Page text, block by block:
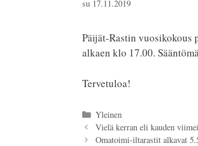
su 17.11.2019
Päijät-Rastin vuosikokous
alkaen klo 17.00.
Tervetuloa!
Kategoriat
Yleinen
Vielä kerran eli kauden
Omatoimi-iltarastit alkavat